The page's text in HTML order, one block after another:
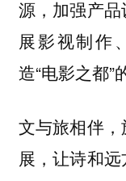
源，加强产
展影视制作
造“电影之都”
文与旅相伴
展，让诗和远